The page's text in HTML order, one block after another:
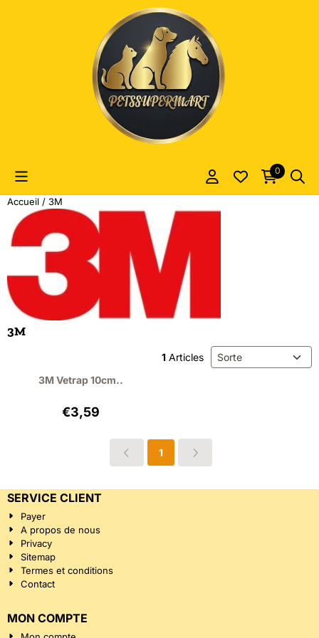
Les préférences de cookies sont actuellement fermées.
0
Accueil / 3M
3M
1 Articles Méthode de tri
3M Vetrap 10cm..
Prix: 3,59, hors TVA : 2,97
€3,59
1
SERVICE CLIENT
Payer
A propos de nous
Privacy
Sitemap
Termes et conditions
Contact
MON COMPTE